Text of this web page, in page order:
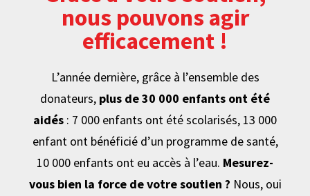
nous pouvons agir
efficacement !
L’année dernière, grâce à l’ensemble des
donateurs, plus de 30 000 enfants ont été
aidés : 7 000 enfants ont été scolarisés, 13 000
enfant ont bénéficié d’un programme de santé,
10 000 enfants ont eu accès à l’eau. Mesurez-
vous bien la force de votre soutien ? Nous, oui